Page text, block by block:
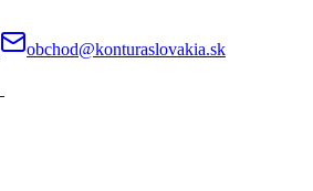
obchod@konturaslovakia.sk